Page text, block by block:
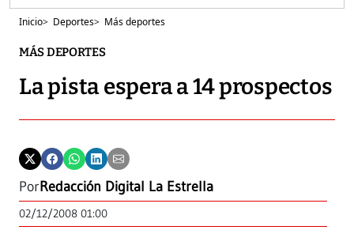
Inicio> Deportes> Más deportes
MÁS DEPORTES
La pista espera a 14 prospectos
PorRedacción Digital La Estrella
02/12/2008 01:00